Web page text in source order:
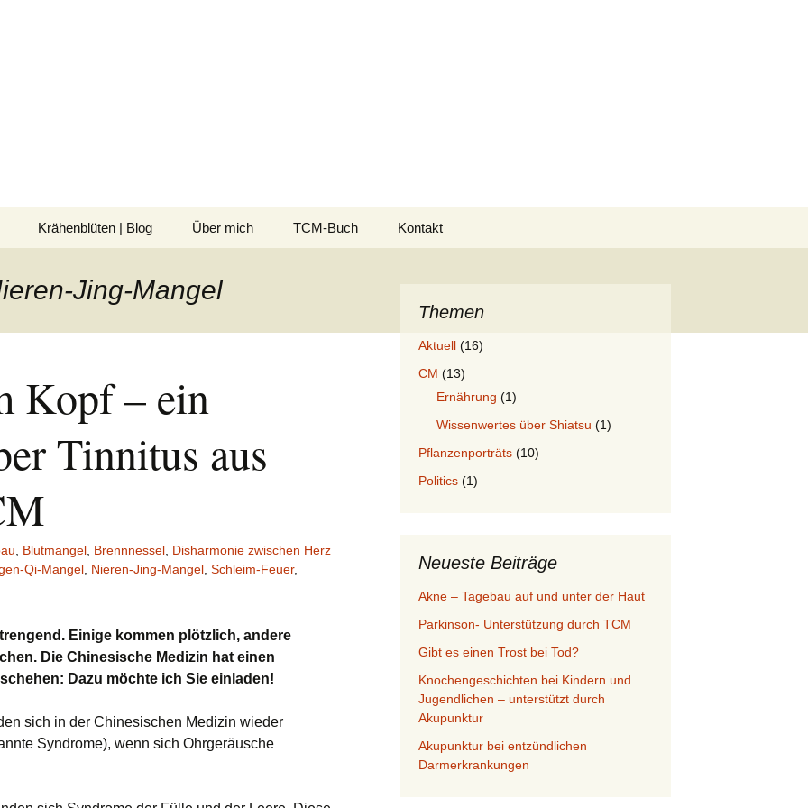
Krähenblüten | Blog Über mich TCM-Buch Kontakt
Datenschutz
Jing-Mangel
Kopf – ein
Tinnitus aus
Blutmangel Brennnessel Disharmonie zwischen Herz
Qi-Mangel Nieren-Jing-Mangel Schleim-Feuer,
Einige kommen plötzlich, andere
Die Chinesische Medizin hat einen
Dazu möchte ich Sie einladen!
sich in der Chinesischen Medizin wieder
Syndrome), wenn sich Ohrgeräusche
Themen
Aktuell (16)
CM (13)
Ernährung (1)
Wissenwertes über Shiatsu (1)
Pflanzenporträts (10)
Politics (1)
Neueste Beiträge
Akne – Tagebau auf und unter der Haut
Parkinson- Unterstützung durch TCM
Gibt es einen Trost bei Tod?
Knochengeschichten bei Kindern und
Jugendlichen – unterstützt durch
Akupunktur
Akupunktur bei entzündlichen
Darmerkrankungen